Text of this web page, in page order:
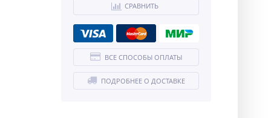
СРАВНИТЬ
ВСЕ СПОСОБЫ ОПЛАТЫ
ПОДРОБНЕЕ О ДОСТАВКЕ